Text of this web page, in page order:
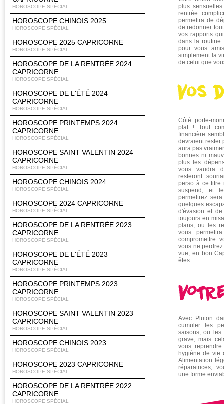
HOROSCOPE SPÉCIAL
HOROSCOPE CHINOIS 2025
HOROSCOPE SPÉCIAL
HOROSCOPE 2025 CAPRICORNE
HOROSCOPE SPÉCIAL
HOROSCOPE DE LA RENTRÉE 2024
CAPRICORNE
HOROSCOPE SPÉCIAL
HOROSCOPE DE L'ÉTÉ 2024
CAPRICORNE
HOROSCOPE SPÉCIAL
HOROSCOPE PRINTEMPS 2024
CAPRICORNE
HOROSCOPE SPÉCIAL
HOROSCOPE SAINT VALENTIN 2024
CAPRICORNE
HOROSCOPE SPÉCIAL
HOROSCOPE CHINOIS 2024
HOROSCOPE SPÉCIAL
HOROSCOPE 2024 CAPRICORNE
HOROSCOPE SPÉCIAL
HOROSCOPE DE LA RENTRÉE 2023
CAPRICORNE
HOROSCOPE SPÉCIAL
HOROSCOPE DE L'ÉTÉ 2023
CAPRICORNE
HOROSCOPE SPÉCIAL
HOROSCOPE PRINTEMPS 2023
CAPRICORNE
HOROSCOPE SPÉCIAL
HOROSCOPE SAINT VALENTIN 2023
CAPRICORNE
HOROSCOPE SPÉCIAL
HOROSCOPE CHINOIS 2023
HOROSCOPE SPÉCIAL
HOROSCOPE 2023 CAPRICORNE
HOROSCOPE SPÉCIAL
HOROSCOPE DE LA RENTRÉE 2022
CAPRICORNE
HOROSCOPE SPÉCIAL
plus
rentrée
permettra de
de redonner
vos rapports
dans la
pour vous
simplement la
de celui que
Côté porte-
plat ! Tout
financière
devraient rester
aura pas
bonnes ni
plus les
vous vaudra
resteront
perso à ce titre
suspend, et
permettrez
quelques
d'évasion et
toujours en
plans, ou les
vous
compromettre
vous ne
vue, en bon
êtes...
Avec Pluton
cumuler les
saisons, ou les
grave, mais
vous
hygiène de vie
Alimentation
réparatrices,
une forme